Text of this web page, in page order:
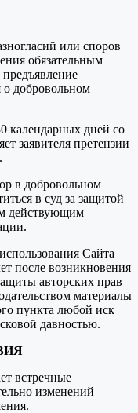
или споров
обязательным
о добровольном
календарных дней со
заявителя претензии
в добровольном
в суд за защитой
действующим
Сайта
после возникновения
авторских прав
материалы
пункта любой иск
давностью.
встречные
изменений